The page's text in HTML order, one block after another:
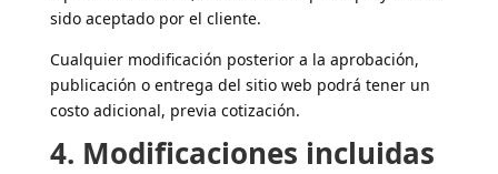
sido aceptado por el cliente.
Cualquier modificación posterior a la aprobación,
publicación o entrega del sitio web podrá tener un
costo adicional, previa cotización.
4. Modificaciones incluidas